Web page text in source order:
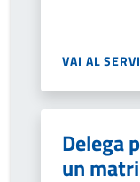
VAI AL
Delega
un